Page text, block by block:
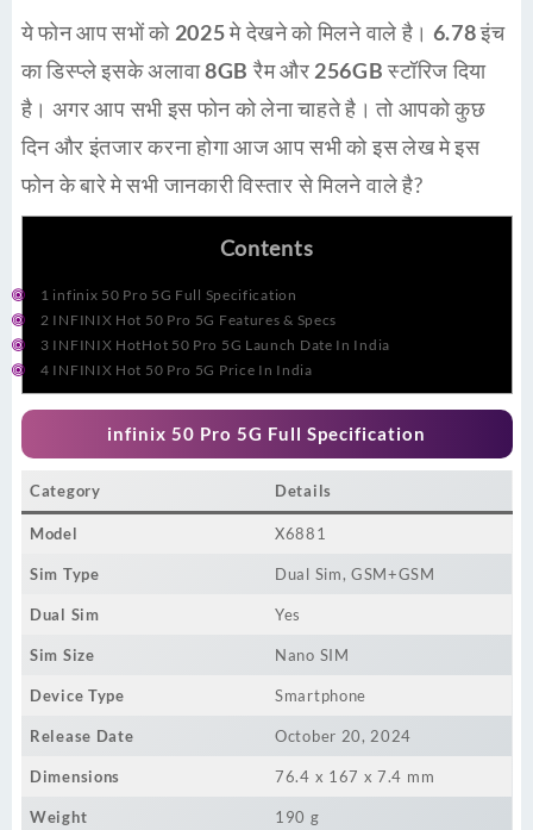
ये फोन आप सभों को2025मे देखने को मिलने वाले है। 6.78इंच
का डिस्प्ले इसके अलावा8GBरैम और256GBस्टॉरिज दिया
है। अगर आप सभी इस फोन को लेना चाहते है। तो आपको कुछ
दिन और इंतजार करना होगा आज आप सभी को इस लेख मे इस
फोन के बारे मे सभी जानकारी विस्तार से मिलने वाले है?
Contents
1 infinix 50 Pro 5G Full Specification
2 INFINIX Hot 50 Pro 5G Features & Specs
3 INFINIX HotHot 50 Pro 5G Launch Date In India
4 INFINIX Hot 50 Pro 5G Price In India
infinix 50 Pro 5G Full Specification
Category Details
Model X6881
Sim Type Dual Sim, GSM+GSM
Dual Sim Yes
Sim Size Nano SIM
Device Type Smartphone
Release Date October 20, 2024
Dimensions 76.4 x 167 x 7.4 mm
Weight 190 g